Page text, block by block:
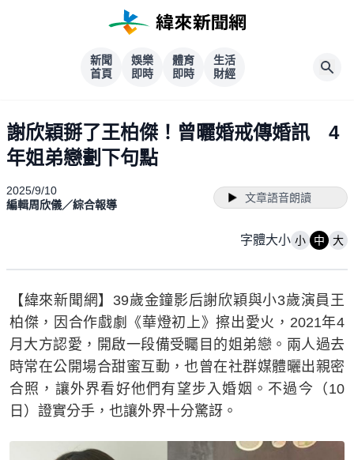
新聞
首頁
娛樂
即時
體育
即時
生活
財經
謝欣穎掰了王柏傑！曾曬婚戒傳婚訊 4
年姐弟戀劃下句點
2025/9/10
編輯周欣儀／綜合報導
文章語音朗讀
字體大小 小 中 大
【緯來新聞網】39歲金鐘影后謝欣穎與小3歲演員王
柏傑，因合作戲劇《華燈初上》擦出愛火，2021年4
月大方認愛，開啟一段備受矚目的姐弟戀。兩人過去
時常在公開場合甜蜜互動，也曾在社群媒體曬出親密
合照，讓外界看好他們有望步入婚姻。不過今（10
日）證實分手，也讓外界十分驚訝。